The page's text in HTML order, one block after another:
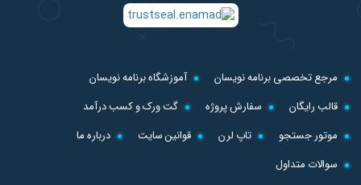
مرجع تخصصی برنامه نویسان
آموزشگاه برنامه نویسان
قالب رایگان
سفارش پروژه
گت ورک و کسب درآمد
موتور جستجو
تاپ لرن قوانین سایت
درباره ما
سوالات متداول